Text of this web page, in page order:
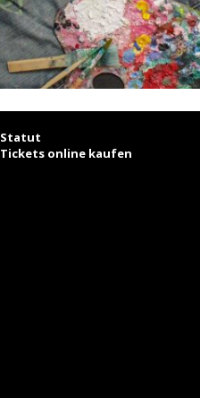
Statut
Tickets online kaufen